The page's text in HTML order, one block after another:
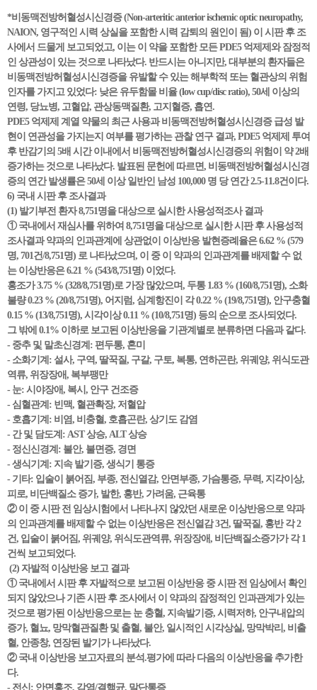
*비동맥전방허혈성시신경증 (Non-arteritic anterior ischemic optic neuropathy,
NAION, 영구적인 시력 상실을 포함한 시력 감퇴의 원인이 됨) 이 시판 후 조
사에서 드물게 보고되었고, 이는 이 약을 포함한 모든 PDE5 억제제와 잠정적
인 상관성이 있는 것으로 나타났다. 반드시는 아니지만, 대부분의 환자들은
비동맥전방허혈성시신경증을 유발할 수 있는 해부학적 또는 혈관상의 위험
인자를 가지고 있었다: 낮은 유두함몰 비율 (low cup/disc ratio), 50세 이상의
연령, 당뇨병, 고혈압, 관상동맥질환, 고지혈증, 흡연.
PDE5 억제제 계열 약물의 최근 사용과 비동맥전방허혈성시신경증 급성 발
현이 연관성을 가지는지 여부를 평가하는 관찰 연구 결과, PDE5 억제제 투여
후 반감기의 5배 시간 이내에서 비동맥전방허혈성시신경증의 위험이 약 2배
증가하는 것으로 나타났다. 발표된 문헌에 따르면, 비동맥전방허혈성시신경
증의 연간 발생률은 50세 이상 일반인 남성 100,000 명 당 연간 2.5-11.8건이다.
6) 국내 시판 후 조사결과
(1) 발기부전 환자 8,751명을 대상으로 실시한 사용성적조사 결과
① 국내에서 재심사를 위하여 8,751명을 대상으로 실시한 시판 후 사용성적
조사결과 약과의 인과관계에 상관없이 이상반응 발현증례율은 6.62 % (579
명, 701건/8,751명) 로 나타났으며, 이 중 이 약과의 인과관계를 배제할 수 없
는 이상반응은 6.21 % (543/8,751명) 이었다.
홍조가 3.75 % (328/8,751명)로 가장 많았으며, 두통 1.83 % (160/8,751명), 소화
불량 0.23 % (20/8,751명), 어지럼, 심계항진이 각 0.22 % (19/8,751명), 안구충혈
0.15 % (13/8,751명), 시각이상 0.11 % (10/8,751명) 등의 순으로 조사되었다.
그 밖에 0.1% 이하로 보고된 이상반응을 기관계별로 분류하면 다음과 같다.
- 중추 및 말초신경계: 편두통, 혼미
- 소화기계: 설사, 구역, 딸꾹질, 구갈, 구토, 복통, 연하곤란, 위궤양, 위식도관
역류, 위장장애, 복부팽만
- 눈: 시야장애, 복시, 안구 건조증
- 심혈관계: 빈맥, 혈관확장, 저혈압
- 호흡기계: 비염, 비충혈, 호흡곤란, 상기도 감염
- 간 및 담도계: AST 상승, ALT 상승
- 정신신경계: 불안, 불면증, 경면
- 생식기계: 지속 발기증, 생식기 통증
- 기타: 입술이 붉어짐, 부종, 전신열감, 안면부종, 가슴통증, 무력, 지각이상,
피로, 비단백질소 증가, 발한, 홍반, 가려움, 근육통
② 이 중 시판 전 임상시험에서 나타나지 않았던 새로운 이상반응으로 약과
의 인과관계를 배제할 수 없는 이상반응은 전신열감 3건, 딸꾹질, 홍반 각 2
건, 입술이 붉어짐, 위궤양, 위식도관역류, 위장장애, 비단백질소증가가 각 1
건씩 보고되었다.
(2) 자발적 이상반응 보고 결과
① 국내에서 시판 후 자발적으로 보고된 이상반응 중 시판 전 임상에서 확인
되지 않았으나 기존 시판 후 조사에서 이 약과의 잠정적인 인과관계가 있는
것으로 평가된 이상반응으로는 눈 충혈, 지속발기증, 시력저하, 안구내압의
증가, 혈뇨, 망막혈관질환 및 출혈, 불안, 일시적인 시각상실, 망막박리, 비출
혈, 안종창, 연장된 발기가 나타났다.
② 국내 이상반응 보고자료의 분석.평가에 따라 다음의 이상반응을 추가한
다.
- 전신: 안면홍조, 감염/결핵균, 말단통증